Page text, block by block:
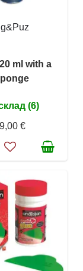
ml with a
(6)
9,00 €